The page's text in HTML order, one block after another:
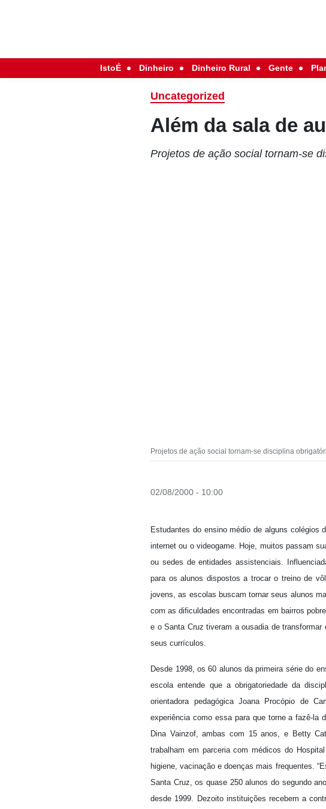
IstoÉ Dinheiro Dinheiro Rural Gente
Uncategorized
Além da sala de
Projetos de ação social tornam-se
Projetos de ação social tornam-se disciplina
02/08/2000 - 10:00
Estudantes do ensino médio de alguns
internet ou o videogame. Hoje, muitos passam
ou sedes de entidades assistenciais.
para os alunos dispostos a trocar o treino de
jovens, as escolas buscam tornar seus alunos
com as dificuldades encontradas em bairros
e o Santa Cruz tiveram a ousadia de
seus currículos.
Desde 1998, os 60 alunos da primeira série do
escola entende que a obrigatoriedade da
orientadora pedagógica Joana Procópio de
experiência como essa para que torne a fazê-la
Dina Vainzof, ambas com 15 anos, e Betty
trabalham em parceria com médicos do
higiene, vacinação e doenças mais frequentes.
Santa Cruz, os quase 250 alunos do segundo
desde 1999. Dezoito instituições recebem a